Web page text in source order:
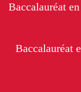
Baccalauréat
Baccalauréat